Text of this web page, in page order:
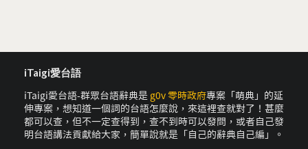
iTaigi愛台語
iTaigi愛台語-群眾台語辭典是 g0v 零時政府專案「萌典」的延
伸專案，想知道一個詞的台語怎麼說，來這裡查就對了！甚麼
都可以查，但不一定查得到，查不到時可以發問，或者自己發
明台語講法貢獻給大家，簡單說就是「自己的辭典自己編」。